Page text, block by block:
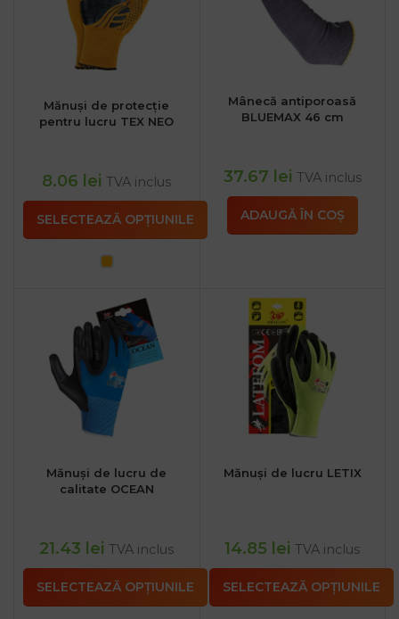
Mănuși de protecție
pentru lucru TEX NEO
8.06 lei TVA inclus
SELECTEAZĂ OPȚIUNILE
Mânecă antiporoasă
BLUEMAX 46 cm
37.67 lei TVA inclus
ADAUGĂ ÎN COȘ
Mănuși de lucru de
calitate OCEAN
21.43 lei TVA inclus
SELECTEAZĂ OPȚIUNILE
Mănuși de lucru LETIX
14.85 lei TVA inclus
SELECTEAZĂ OPȚIUNILE